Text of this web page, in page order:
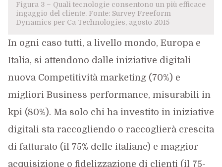
Figura 3 – Quali tecnologie consentono un più efficace
ingaggio del cliente. Fonte: Survey Freeform
Dynamics per Ca Technologies, agosto 2015
In ogni caso tutti, a livello mondo, Europa e
Italia, si attendono dalle iniziative digitali
nuova Competitività marketing (70%) e
migliori Business performance, misurabili in
kpi (80%). Ma solo chi ha investito in iniziative
digitali sta raccogliendo o raccoglierà crescita
di fatturato (il 75% delle italiane) e maggior
acquisizione o fidelizzazione di clienti (il 75-